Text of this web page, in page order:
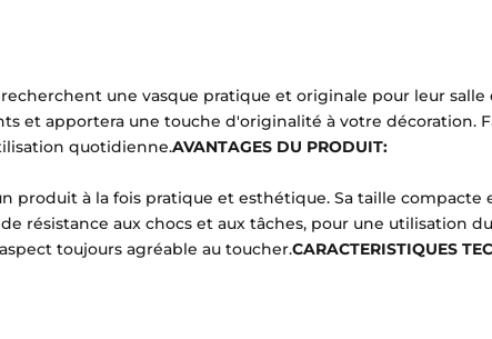
une vasque pratique et originale pour leur
et apportera une touche d'originalité à votre décoration.
quotidienne.AVANTAGES DU PRODUIT:
produit à la fois pratique et esthétique. Sa taille
résistance aux chocs et aux tâches, pour une utilisation
toujours agréable au toucher.CARACTERISTIQUES